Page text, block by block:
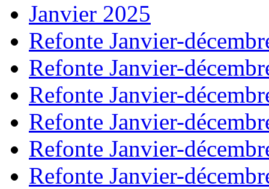
Janvier 2025
Refonte Janvier-
Refonte Janvier-
Refonte Janvier-
Refonte Janvier-
Refonte Janvier-
Refonte Janvier-